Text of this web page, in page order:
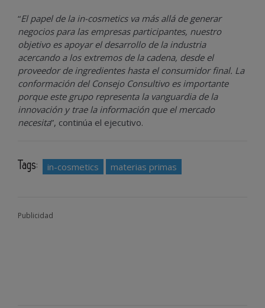
“El papel de la in-cosmetics va más allá de generar
negocios para las empresas participantes, nuestro
objetivo es apoyar el desarrollo de la industria
acercando a los extremos de la cadena, desde el
proveedor de ingredientes hasta el consumidor final. La
conformación del Consejo Consultivo es importante
porque este grupo representa la vanguardia de la
innovación y trae la información que el mercado
necesita”, continúa el ejecutivo.
Tags: in-cosmetics materias primas
Publicidad